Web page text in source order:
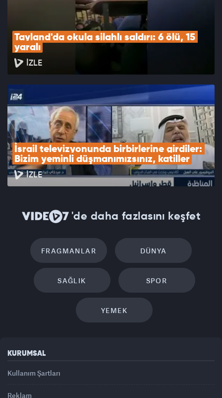
Tayland'da okula silahlı saldırı: 6 ölü, 15
yaralı
İZLE
İsrail televizyonunda birbirlerine girdiler:
Bizim yeminli düşmanımızsınız, katiller
İZLE
'de daha fazlasını keşfet
FRAGMANLAR DÜNYA
SAĞLIK SPOR
YEMEK
KURUMSAL
Kullanım Şartları
Reklam